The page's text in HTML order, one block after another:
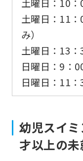
土曜日：10
土曜日：11
み）
土曜日：13
日曜日：9：
日曜日：11
幼児スイ
才以上の未